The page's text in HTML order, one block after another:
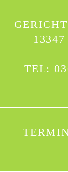
TEL: